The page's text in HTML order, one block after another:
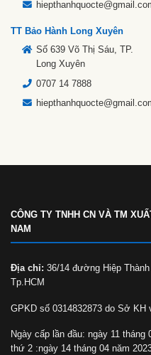
TT Bảo Hành Long Xuyên
Số 639 Võ Thị Sáu, TP.
Long Xuyên
0707 14 7888
CÔNG TY TNHH CN VÀ TM
NAM
Địa chỉ: 36/14 đường Hiệp
Tp.HCM
GPKD số 0314832873 do Sở KH
Ngày cấp lần đầu: ngày 11
thứ 2 :ngày 14 tháng 04 năm